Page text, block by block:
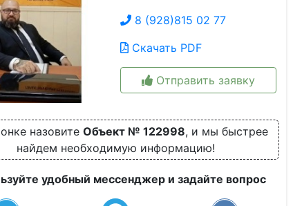
8 (928)815 02 77
Скачать PDF
Отправить заявку
назовите Объект № 122998, и мы быстрее
найдем необходимую информацию!
удобный мессенджер и задайте вопрос